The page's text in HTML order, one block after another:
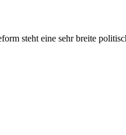
steht eine sehr breite